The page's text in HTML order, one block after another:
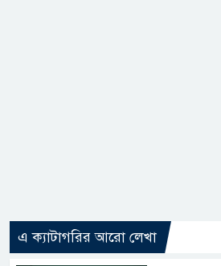
এ ক্যাটাগরির আরো লেখা